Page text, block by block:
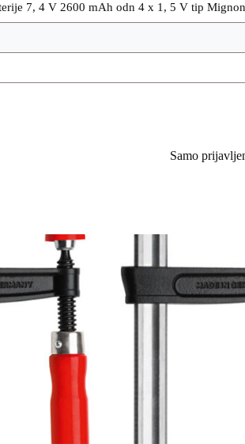
7, 4 V 2600 mAh odn 4 x 1, 5 V tip
Samo